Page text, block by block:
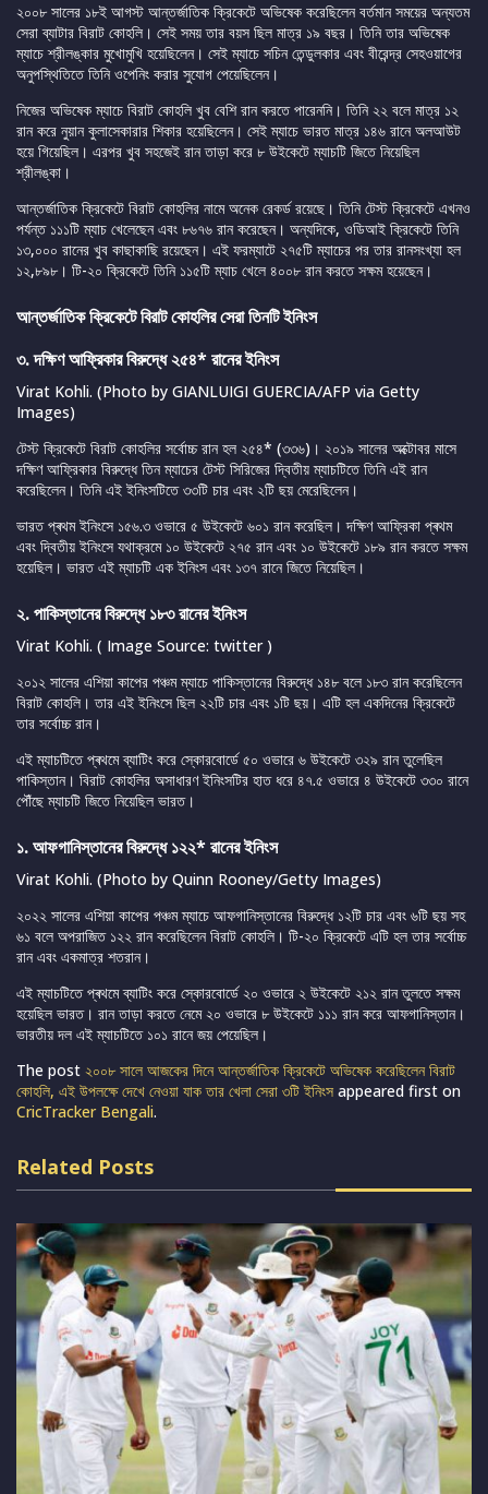
২০০৮ সালের ১৮ই আগস্ট আন্তর্জাতিক ক্রিকেটে অভিষেক করেছিলেন বর্তমান সময়ের অন্যতম
সেরা ব্যাটার বিরাট কোহলি। সেই সময় তার বয়স ছিল মাত্র ১৯ বছর। তিনি তার অভিষেক
ম্যাচে শ্রীলঙ্কার মুখোমুখি হয়েছিলেন। সেই ম্যাচে সচিন তেন্ডুলকার এবং বীরেন্দ্র সেহওয়াগের
অনুপস্থিতিতে তিনি ওপেনিং করার সুযোগ পেয়েছিলেন।
নিজের অভিষেক ম্যাচে বিরাট কোহলি খুব বেশি রান করতে পারেননি। তিনি ২২ বলে মাত্র ১২
রান করে নুয়ান কুলাসেকারার শিকার হয়েছিলেন। সেই ম্যাচে ভারত মাত্র ১৪৬ রানে অলআউট
হয়ে গিয়েছিল। এরপর খুব সহজেই রান তাড়া করে ৮ উইকেটে ম্যাচটি জিতে নিয়েছিল
শ্রীলঙ্কা।
আন্তর্জাতিক ক্রিকেটে বিরাট কোহলির নামে অনেক রেকর্ড রয়েছে। তিনি টেস্ট ক্রিকেটে এখনও
পর্যন্ত ১১১টি ম্যাচ খেলেছেন এবং ৮৬৭৬ রান করেছেন। অন্যদিকে, ওডিআই ক্রিকেটে তিনি
১৩,০০০ রানের খুব কাছাকাছি রয়েছেন। এই ফরম্যাটে ২৭৫টি ম্যাচের পর তার রানসংখ্যা হল
১২,৮৯৮। টি-২০ ক্রিকেটে তিনি ১১৫টি ম্যাচ খেলে ৪০০৮ রান করতে সক্ষম হয়েছেন।
আন্তর্জাতিক ক্রিকেটে বিরাট কোহলির সেরা তিনটি ইনিংস
৩. দক্ষিণ আফ্রিকার বিরুদ্ধে ২৫৪* রানের ইনিংস
Virat Kohli. (Photo by GIANLUIGI GUERCIA/AFP via Getty
Images)
টেস্ট ক্রিকেটে বিরাট কোহলির সর্বোচ্চ রান হল ২৫৪* (৩৩৬)। ২০১৯ সালের অক্টোবর মাসে
দক্ষিণ আফ্রিকার বিরুদ্ধে তিন ম্যাচের টেস্ট সিরিজের দ্বিতীয় ম্যাচটিতে তিনি এই রান
করেছিলেন। তিনি এই ইনিংসটিতে ৩৩টি চার এবং ২টি ছয় মেরেছিলেন।
ভারত প্ৰথম ইনিংসে ১৫৬.৩ ওভারে ৫ উইকেটে ৬০১ রান করেছিল। দক্ষিণ আফ্রিকা প্ৰথম
এবং দ্বিতীয় ইনিংসে যথাক্রমে ১০ উইকেটে ২৭৫ রান এবং ১০ উইকেটে ১৮৯ রান করতে সক্ষম
হয়েছিল। ভারত এই ম্যাচটি এক ইনিংস এবং ১৩৭ রানে জিতে নিয়েছিল।
২. পাকিস্তানের বিরুদ্ধে ১৮৩ রানের ইনিংস
Virat Kohli. ( Image Source: twitter )
২০১২ সালের এশিয়া কাপের পঞ্চম ম্যাচে পাকিস্তানের বিরুদ্ধে ১৪৮ বলে ১৮৩ রান করেছিলেন
বিরাট কোহলি। তার এই ইনিংসে ছিল ২২টি চার এবং ১টি ছয়। এটি হল একদিনের ক্রিকেটে
তার সর্বোচ্চ রান।
এই ম্যাচটিতে প্ৰথমে ব্যাটিং করে স্কোরবোর্ডে ৫০ ওভারে ৬ উইকেটে ৩২৯ রান তুলেছিল
পাকিস্তান। বিরাট কোহলির অসাধারণ ইনিংসটির হাত ধরে ৪৭.৫ ওভারে ৪ উইকেটে ৩৩০ রানে
পৌঁছে ম্যাচটি জিতে নিয়েছিল ভারত।
১. আফগানিস্তানের বিরুদ্ধে ১২২* রানের ইনিংস
Virat Kohli. (Photo by Quinn Rooney/Getty Images)
২০২২ সালের এশিয়া কাপের পঞ্চম ম্যাচে আফগানিস্তানের বিরুদ্ধে ১২টি চার এবং ৬টি ছয় সহ
৬১ বলে অপরাজিত ১২২ রান করেছিলেন বিরাট কোহলি। টি-২০ ক্রিকেটে এটি হল তার সর্বোচ্চ
রান এবং একমাত্র শতরান।
এই ম্যাচটিতে প্ৰথমে ব্যাটিং করে স্কোরবোর্ডে ২০ ওভারে ২ উইকেটে ২১২ রান তুলতে সক্ষম
হয়েছিল ভারত। রান তাড়া করতে নেমে ২০ ওভারে ৮ উইকেটে ১১১ রান করে আফগানিস্তান।
ভারতীয় দল এই ম্যাচটিতে ১০১ রানে জয় পেয়েছিল।
The post ২০০৮ সালে আজকের দিনে আন্তর্জাতিক ক্রিকেটে অভিষেক করেছিলেন বিরাট
কোহলি, এই উপলক্ষে দেখে নেওয়া যাক তার খেলা সেরা ৩টি ইনিংস appeared first on
CricTracker Bengali.
Related Posts